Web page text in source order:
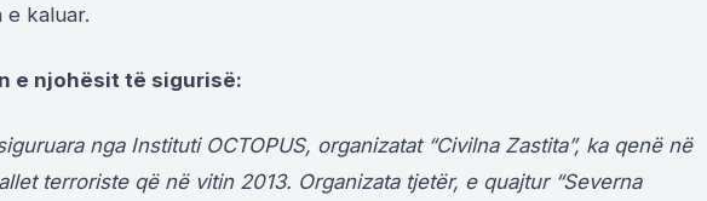
e kaluar.
e njohësit të sigurisë:
nga Instituti OCTOPUS, organizatat “Civilna Zastita”, ka qenë në
terroriste që në vitin 2013. Organizata tjetër, e quajtur “Severna